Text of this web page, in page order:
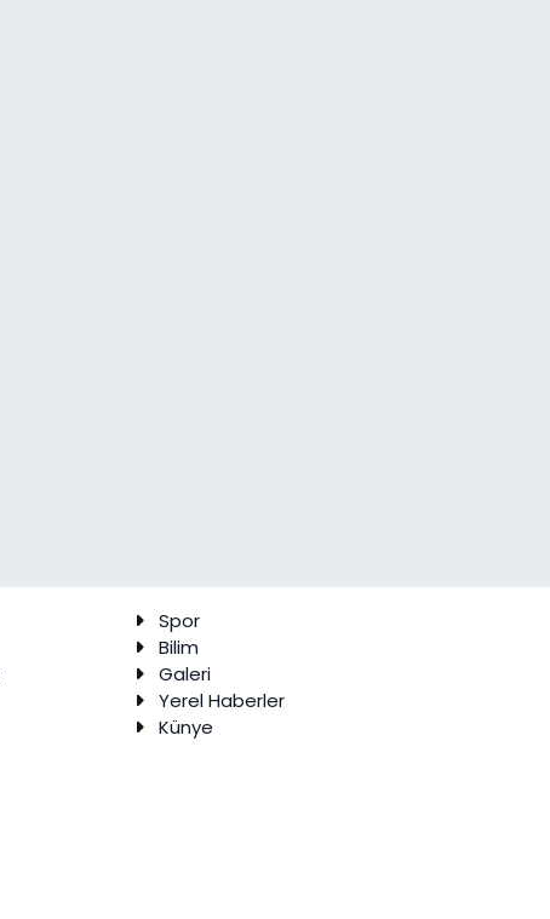
Spor
Bilim
Galeri
Yerel Haberler
Künye